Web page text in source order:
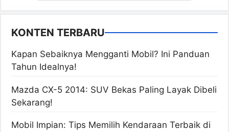
KONTEN TERBARU
Kapan Sebaiknya Mengganti Mobil? Ini Panduan
Tahun Idealnya!
Mazda CX-5 2014: SUV Bekas Paling Layak Dibeli
Sekarang!
Mobil Impian: Tips Memilih Kendaraan Terbaik di